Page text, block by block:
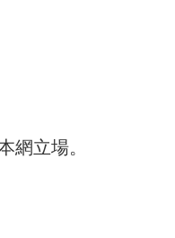
網立場。